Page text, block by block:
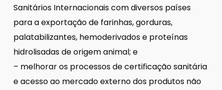
Sanitários Internacionais com diversos países
para a exportação de farinhas, gorduras,
palatabilizantes, hemoderivados e proteínas
hidrolisadas de origem animal; e
– melhorar os processos de certificação sanitária
e acesso ao mercado externo dos produtos não